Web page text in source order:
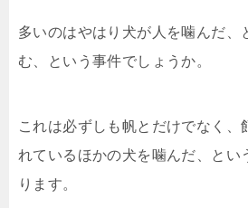
多いのはやはり犬が人を噛んだ、
む、という事件でしょうか。
これは必ずしも帆とだけでなく、
れているほかの犬を噛んだ、とい
ります。